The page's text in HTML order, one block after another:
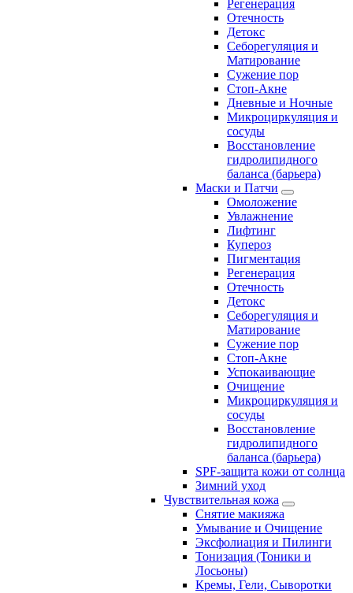
Регенерация
Отечность
Детокс
Себорегуляция и
Матирование
Сужение пор
Стоп-Акне
Дневные и Ночные
Микроциркуляция и
сосуды
Восстановление
гидролипидного
баланса (барьера)
Маски и Патчи
Омоложение
Увлажнение
Лифтинг
Купероз
Пигментация
Регенерация
Отечность
Детокс
Себорегуляция и
Матирование
Сужение пор
Стоп-Акне
Успокаивающие
Очищение
Микроциркуляция и
сосуды
Восстановление
гидролипидного
баланса (барьера)
SPF-защита кожи от солнца
Зимний уход
Чувствительная кожа
Снятие макияжа
Умывание и Очищение
Эксфолиация и Пилинги
Тонизация (Тоники и
Лосьоны)
Кремы, Гели, Сыворотки